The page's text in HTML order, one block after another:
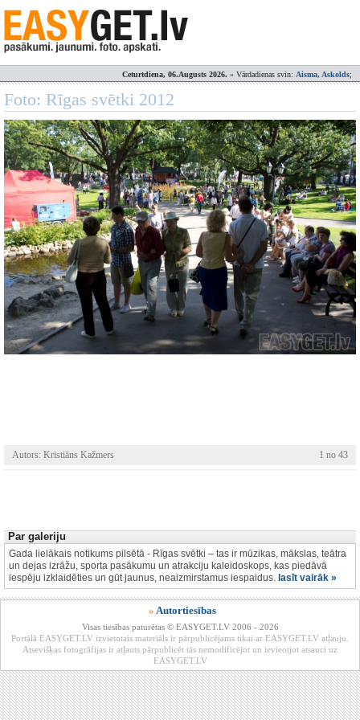
Ceturtdiena, 06.Augusts 2026. » Vārdadienas svin: Aisma, Askolds;
Foto: Rīgas svētki 2012
Autors: Kristiāns Kažmers 1 no 43
Par galeriju
Gada lielākais notikums pilsētā - Rīgas svētki – tas ir mūzikas, mākslas, teātra
un dejas izrāžu, sporta pasākumu un atrakciju kaleidoskops, kas piedāvā
iespēju izklaidēties un gūt jaunus, neaizmirstamus iespaidus. lasīt vairāk »
» Autortiesības
Visas tiesības paturētas © EASYGET.LV 2006 - 2026
Portālā EASYGET.LV izvietotais materiāls ir pārpublicējams tikai ar EASYGET.LV atļauju.
Atsevišķas fotogrāfijas ir atļauts pārpublicēt tās nemodificējot un ievieotjot atsauci uz
EASYGET.LV